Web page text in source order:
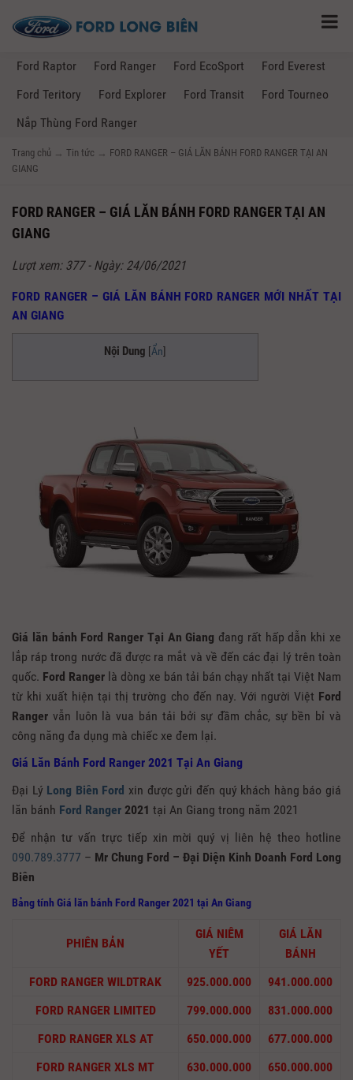
Ford Raptor Ford Ranger Ford EcoSport
Ford Everest
Ford Teritory
Ford Explorer Ford Transit
Ford Tourneo
Nắp Thùng Ford Ranger
Trang chủ → Tin tức → FORD RANGER – GIÁ LĂN BÁNH FORD RANGER TẠI AN
GIANG
FORD RANGER – GIÁ LĂN BÁNH FORD RANGER TẠI AN
GIANG
Lượt xem: 377 - Ngày: 24/06/2021
FORD RANGER – GIÁ LĂN BÁNH FORD RANGER MỚI NHẤT TẠI
AN GIANG
Nội Dung [Ẩn]
Giá lăn bánh Ford Ranger Tại An Giang đang rất hấp dẫn khi xe
lắp ráp trong nước đã được ra mắt và về đến các đại lý trên toàn
quốc. Ford Ranger là dòng xe bán tải bán chạy nhất tại Việt Nam
từ khi xuất hiện tại thị trường cho đến nay. Với người Việt Ford
Ranger vẫn luôn là vua bán tải bởi sự đầm chắc, sự bền bỉ và
công năng đa dụng mà chiếc xe đem lại.
Giá Lăn Bánh Ford Ranger 2021 Tại An Giang
Đại Lý Long Biên Ford xin được gửi đến quý khách hàng báo giá
lăn bánh Ford Ranger 2021 tại An Giang trong năm 2021
Để nhận tư vấn trực tiếp xin mời quý vị liên hệ theo hotline
090.789.3777 – Mr Chung Ford – Đại Diện Kinh Doanh Ford Long
Biên
Bảng tính Giá lăn bánh Ford Ranger 2021 tại An Giang
PHIÊN BẢN
GIÁ NIÊM
YẾT
GIÁ LĂN
BÁNH
FORD RANGER WILDTRAK
925.000.000
941.000.000
FORD RANGER LIMITED
799.000.000
831.000.000
FORD RANGER XLS AT
650.000.000
677.000.000
FORD RANGER XLS MT
630.000.000
650.000.000